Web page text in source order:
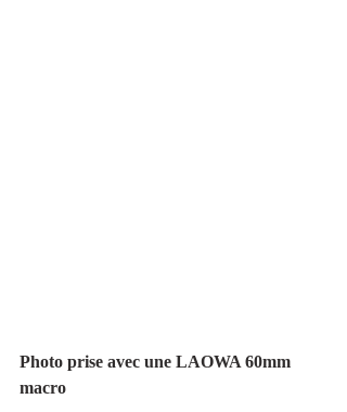
Photo prise avec une LAOWA 60mm
macro